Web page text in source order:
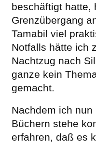
beschäftigt hatte,
Grenzübergang
Tamabil viel
Notfalls hätte ich
Nachtzug nach
ganze kein
gemacht.
Nachdem ich
Büchern stehe
erfahren, daß es